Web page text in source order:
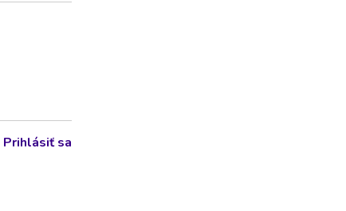
Prihlásiť sa